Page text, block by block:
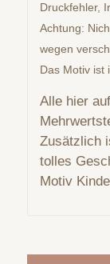
Druckfehler,
Achtung:
wegen
Das Motiv ist
Alle hier
Zusätzlich
tolles
Motiv